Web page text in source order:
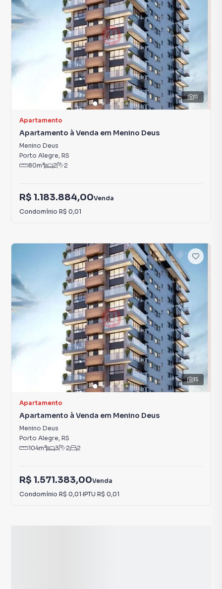
11
Apartamento
Apartamento à Venda em Menino Deus
Menino Deus
Porto Alegre, RS
80m² 2 2
R$ 1.183.884,00Venda
Condomínio R$ 0,01
15
Apartamento
Apartamento à Venda em Menino Deus
Menino Deus
Porto Alegre, RS
104m² 3 2 2
R$ 1.571.383,00Venda
Condomínio R$ 0,01·IPTU R$ 0,01